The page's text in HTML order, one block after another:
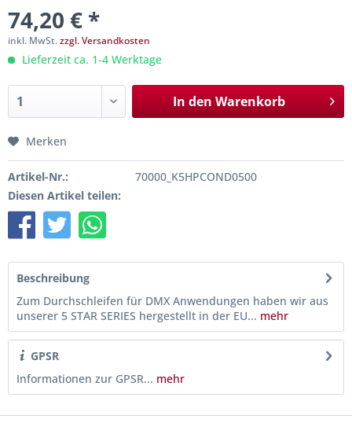
74,20 € *
inkl. MwSt.zzgl. Versandkosten
Lieferzeit ca. 1-4 Werktage
In den Warenkorb
Merken
Artikel-Nr.:
70000_K5HPCOND0500
Diesen Artikel teilen:
Beschreibung
Zum Durchschleifen für DMX Anwendungen haben wir aus
unserer 5 STAR SERIES hergestellt in der EU... mehr
GPSR
Informationen zur GPSR... mehr